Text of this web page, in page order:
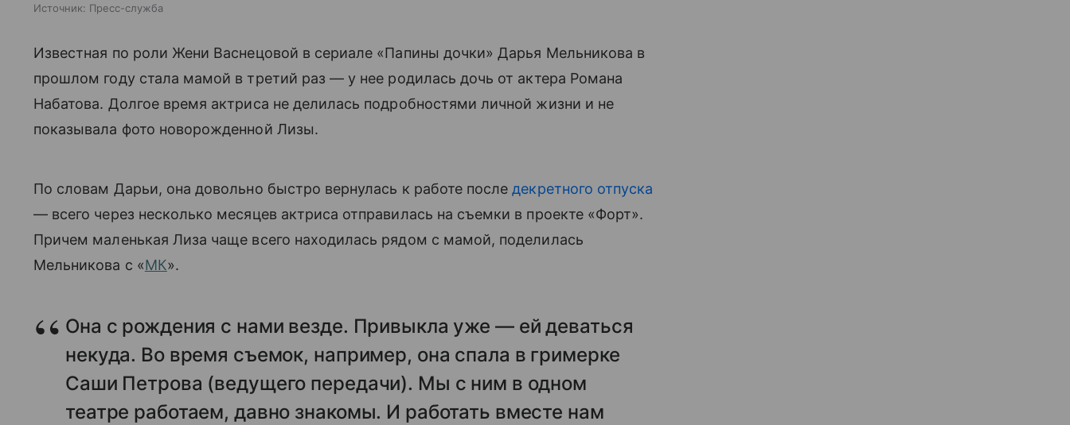
Источник: Пресс-служба
Известная по роли Жени Васнецовой в сериале «Папины дочки» Дарья Мельникова в
прошлом году стала мамой в третий раз — у нее родилась дочь от актера Романа
Набатова. Долгое время актриса не делилась подробностями личной жизни и не
показывала фото новорожденной Лизы.
По словам Дарьи, она довольно быстро вернулась к работе последекретного отпуска
— всего через несколько месяцев актриса отправилась на съемки в проекте «Форт».
Причем маленькая Лиза чаще всего находилась рядом с мамой, поделилась
Мельникова с «MК».
Она с рождения с нами везде. Привыкла уже — ей деваться
некуда. Во время съемок, например, она спала в гримерке
Саши Петрова (ведущего передачи). Мы с ним в одном
театре работаем, давно знакомы. И работать вместе нам